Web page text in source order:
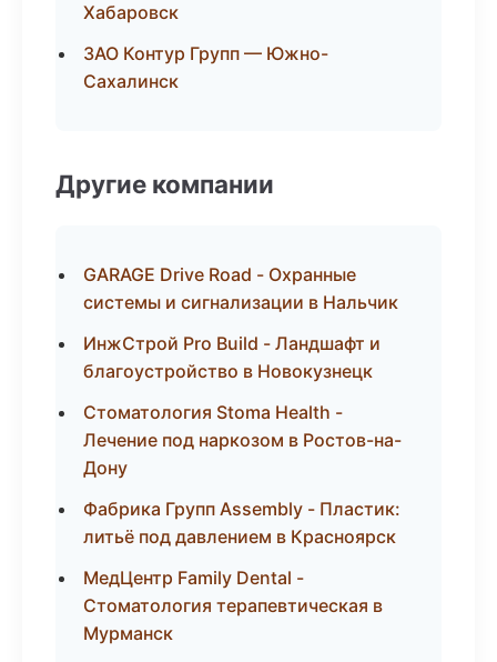
Хабаровск
ЗАО Контур Групп — Южно-
Сахалинск
Другие компании
GARAGE Drive Road - Охранные
системы и сигнализации в Нальчик
ИнжСтрой Pro Build - Ландшафт и
благоустройство в Новокузнецк
Стоматология Stoma Health -
Лечение под наркозом в Ростов-на-
Дону
Фабрика Групп Assembly - Пластик:
литьё под давлением в Красноярск
МедЦентр Family Dental -
Стоматология терапевтическая в
Мурманск